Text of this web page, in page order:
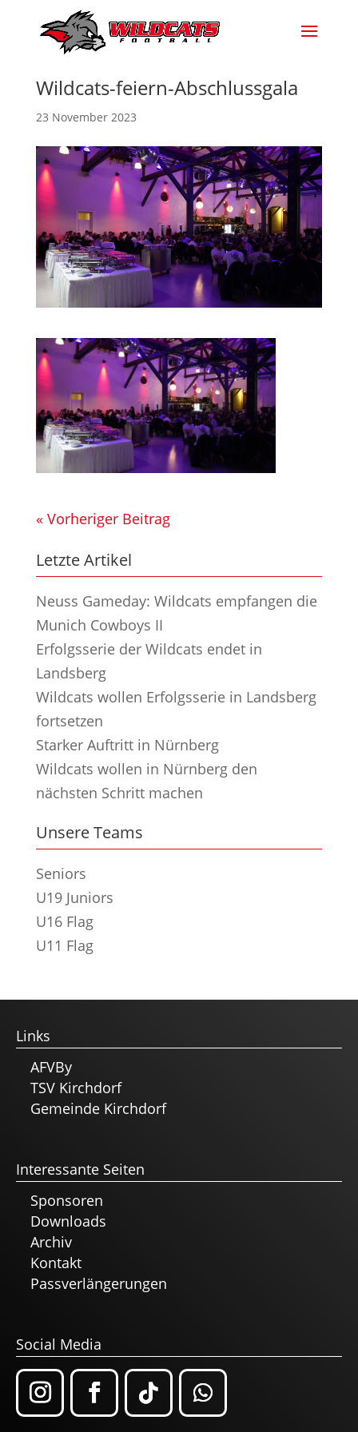
Wildcats-feiern-Abschlussgala
23 November 2023
« Vorheriger Beitrag
Letzte Artikel
Neuss Gameday: Wildcats empfangen die
Munich Cowboys II
Erfolgsserie der Wildcats endet in
Landsberg
Wildcats wollen Erfolgsserie in Landsberg
fortsetzen
Starker Auftritt in Nürnberg
Wildcats wollen in Nürnberg den
nächsten Schritt machen
Unsere Teams
Seniors
U19 Juniors
U16 Flag
U11 Flag
Links
AFVBy
TSV Kirchdorf
Gemeinde Kirchdorf
Interessante Seiten
Sponsoren
Downloads
Archiv
Kontakt
Passverlängerungen
Social Media